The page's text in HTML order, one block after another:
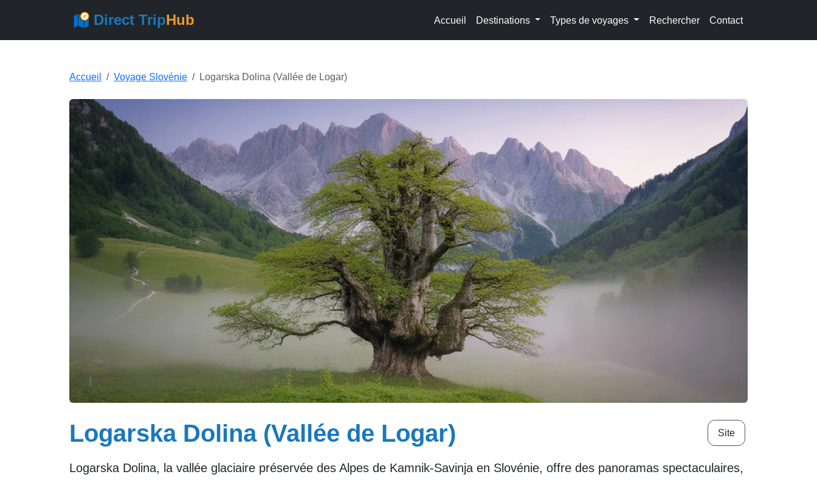
Direct TripHub Accueil Destinations Types de voyages Rechercher Contact
Accueil Voyage Slovénie Logarska Dolina (Vallée de Logar)
Logarska Dolina (Vallée de Logar) Site
Logarska Dolina, la vallée glaciaire préservée des Alpes de Kamnik-Savinja en Slovénie, offre des panoramas spectaculaires,